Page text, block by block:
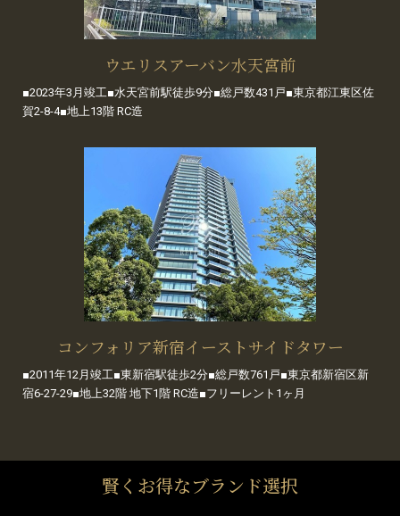
ウエリスアーバン水天宮前
■2023年3月竣工■水天宮前駅徒歩9分■総戸数431戸■東京都江東区佐
賀2-8-4■地上13階 RC造
コンフォリア新宿イーストサイドタワー
■2011年12月竣工■東新宿駅徒歩2分■総戸数761戸■東京都新宿区新
宿6-27-29■地上32階 地下1階 RC造■フリーレント1ヶ月
賢くお得なブランド選択